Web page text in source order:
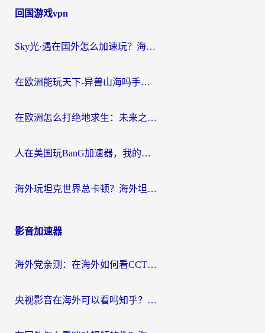
回国游戏vpn
Sky光·遇在国外怎么加速玩？海外党亲测有效的国服游戏加速指南
在欧洲能玩天下-异兽山海吗手游？海外玩家的加速器生存指南
在欧洲怎么打绝地求生：未来之役不卡？留学生亲测的加速器避坑指南
人在美国玩BanG加速器，我的延迟终于绿了
海外玩坦克世界总卡顿？海外坦克世界加速器有哪些？实测好用的选择在这里
影音加速器
海外党亲测：在海外如何看CCTV？告别“仅限大陆播放”的实用指南
央视影音在海外可以看吗知乎？留学生亲测：3步解决地域限制+追剧自由